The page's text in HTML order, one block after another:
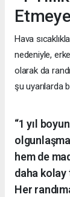
Hava
nedeniyle,
olarak da
şu uyarılarda
“1 yıl
hem de
daha kolay
Her